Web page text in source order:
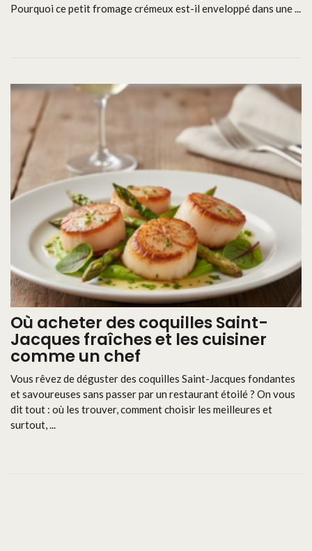
Pourquoi ce petit fromage crémeux est-il enveloppé dans une ...
Où acheter des coquilles Saint-
Jacques fraîches et les cuisiner
comme un chef
Vous rêvez de déguster des coquilles Saint-Jacques fondantes
et savoureuses sans passer par un restaurant étoilé ? On vous
dit tout : où les trouver, comment choisir les meilleures et
surtout, ...